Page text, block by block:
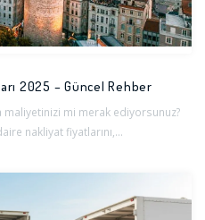
2025 – Güncel Rehber
maliyetinizi mi merak ediyorsunuz?
nakliyat fiyatlarını,...